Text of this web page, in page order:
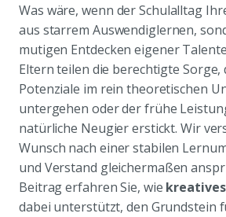
Was wäre, wenn der Schulalltag
aus starrem Auswendiglernen,
mutigen Entdecken eigener
Eltern teilen die berechtigte Sorge,
Potenziale im rein theoretischen
untergehen oder der frühe
natürliche Neugier erstickt. Wir
Wunsch nach einer stabilen
und Verstand gleichermaßen
Beitrag erfahren Sie, wie
dabei unterstützt, den Grundstein